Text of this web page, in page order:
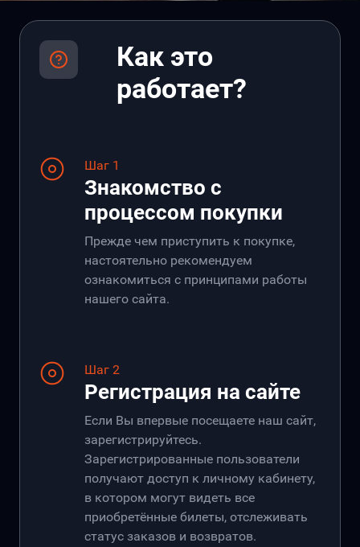
Как это
работает?
Шаг 1
Знакомство с
процессом покупки
Прежде чем приступить к покупке,
настоятельно рекомендуем
ознакомиться с принципами работы
нашего сайта.
Шаг 2
Регистрация на сайте
Если Вы впервые посещаете наш сайт,
зарегистрируйтесь.
Зарегистрированные пользователи
получают доступ к личному кабинету,
в котором могут видеть все
приобретённые билеты, отслеживать
статус заказов и возвратов.